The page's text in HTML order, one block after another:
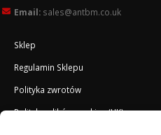
Email: sales@antbm.co.uk
Sklep
Regulamin Sklepu
Polityka zwrotów
Polityka plików cookies (UK)